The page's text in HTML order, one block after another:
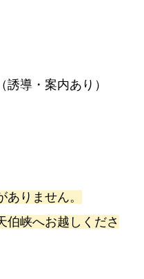
導・案内あり）
りません。
伯峡へお越しくださ